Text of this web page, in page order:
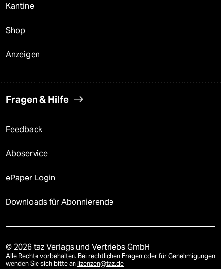
Kantine
Shop
Anzeigen
Fragen & Hilfe
Feedback
Aboservice
ePaper Login
Downloads für Abonnierende
© 2026 taz Verlags und Vertriebs GmbH
Alle Rechte vorbehalten. Bei rechtlichen Fragen oder für Genehmigungen
wenden Sie sich bitte an lizenzen@taz.de